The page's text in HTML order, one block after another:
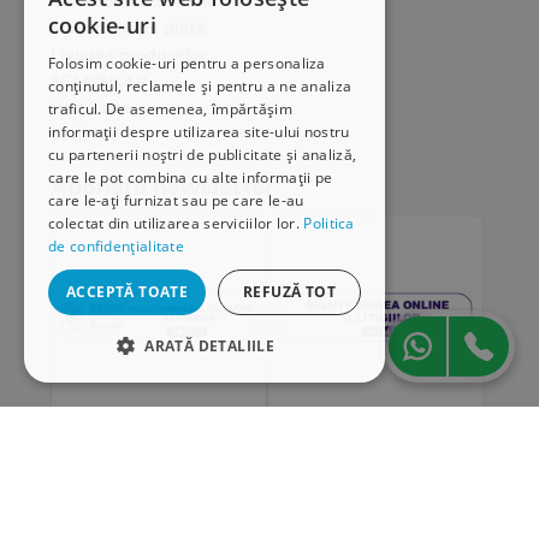
cookie-uri
Folosim cookie-uri pentru a personaliza
conținutul, reclamele și pentru a ne analiza
traficul. De asemenea, împărtășim
informații despre utilizarea site-ului nostru
cu partenerii noștri de publicitate și analiză,
care le pot combina cu alte informații pe
care le-ați furnizat sau pe care le-au
colectat din utilizarea serviciilor lor. Politica
de confidențialitate
ACCEPTĂ TOATE REFUZĂ TOT
ARATĂ DETALIILE
Modalități de plată
Livrarea produselor
SEAP/SICAP
Hartă site
Cariere
Abonare newsletter